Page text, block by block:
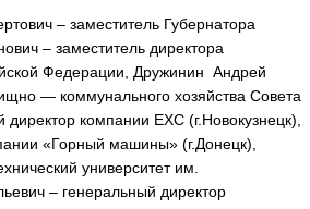
– заместитель Губернатора
– заместитель директора
Федерации, Дружинин Андрей
— коммунального хозяйства Совета
компании EXC (г.Новокузнецк),
«Горный машины» (г.Донецк),
университет им.
– генеральный директор